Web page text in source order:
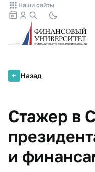
Наши сайты
Назад
Стажер в
и